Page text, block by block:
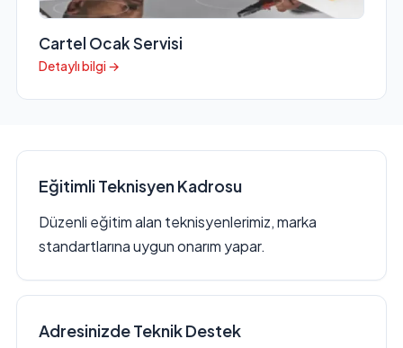
Cartel Ocak Servisi
Detaylı bilgi →
Eğitimli Teknisyen Kadrosu
Düzenli eğitim alan teknisyenlerimiz, marka
standartlarına uygun onarım yapar.
Adresinizde Teknik Destek